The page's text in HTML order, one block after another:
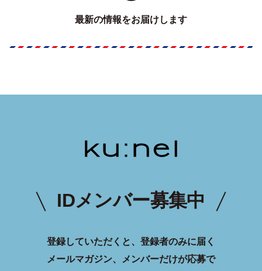
最新の情報をお届けします
IDメンバー募集中
登録していただくと、登録者のみに届く
メールマガジン、メンバーだけが応募で